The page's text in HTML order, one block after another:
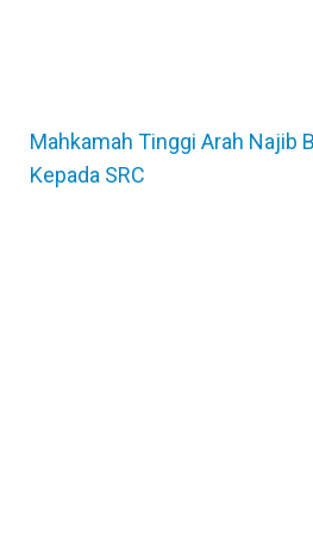
Mahkamah Tinggi Arah Najib
Kepada SRC